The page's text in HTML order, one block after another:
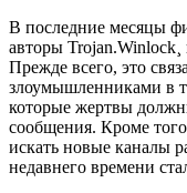
В последние месяцы
авторы Trojan.Winlock¸
Прежде всего, это
злоумышленниками в
которые жертвы
сообщения. Кроме
искать новые каналы
недавнего времени